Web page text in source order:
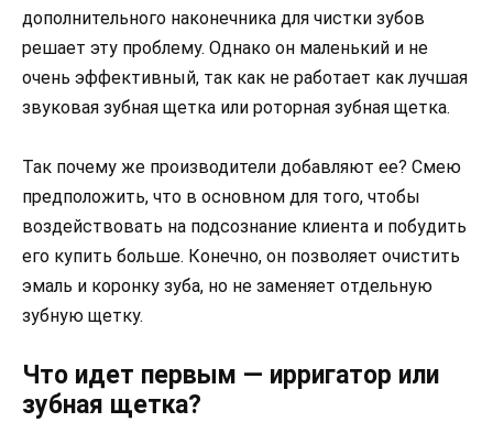
дополнительного наконечника для чистки зубов
решает эту проблему. Однако он маленький и не
очень эффективный, так как не работает как лучшая
звуковая зубная щетка или роторная зубная щетка.
Так почему же производители добавляют ее? Смею
предположить, что в основном для того, чтобы
воздействовать на подсознание клиента и побудить
его купить больше. Конечно, он позволяет очистить
эмаль и коронку зуба, но не заменяет отдельную
зубную щетку.
Что идет первым — ирригатор или
зубная щетка?